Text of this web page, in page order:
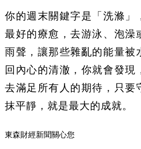
你的週末關鍵字是「洗滌」
最好的療愈，去游泳、泡澡
雨聲，讓那些雜亂的能量被
回內心的清澈，你就會發現
去滿足所有人的期待，只要
抹平靜，就是最大的成就。
東森財經新聞關心您